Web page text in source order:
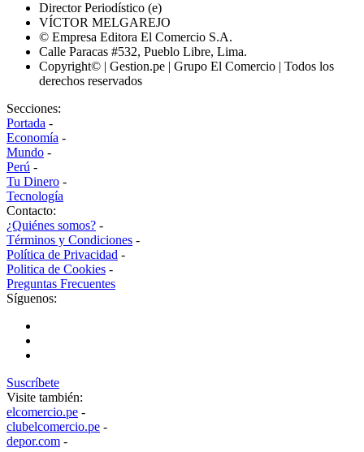
Director Periodístico (e)
VÍCTOR MELGAREJO
© Empresa Editora El Comercio S.A.
Calle Paracas #532, Pueblo Libre, Lima.
Copyright© | Gestion.pe | Grupo El Comercio | Todos los
derechos reservados
Secciones:
Portada -
Economía -
Mundo -
Perú -
Tu Dinero -
Tecnología
Contacto:
¿Quiénes somos? -
Términos y Condiciones -
Política de Privacidad -
Politica de Cookies -
Preguntas Frecuentes
Síguenos:
Suscríbete
Visite también:
elcomercio.pe -
clubelcomercio.pe -
depor.com -